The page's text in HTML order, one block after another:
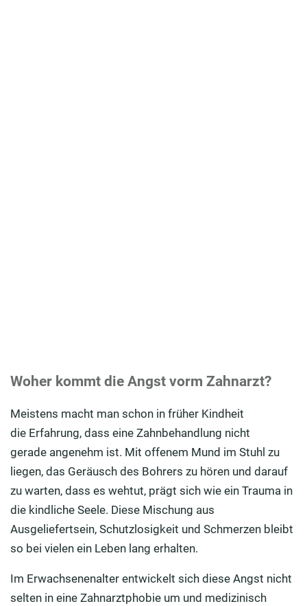
Woher kommt die Angst vorm Zahnarzt?
Meistens macht man schon in früher Kindheit
die Erfahrung, dass eine Zahnbehandlung nicht
gerade angenehm ist. Mit offenem Mund im Stuhl zu
liegen, das Geräusch des Bohrers zu hören und darauf
zu warten, dass es wehtut, prägt sich wie ein Trauma in
die kindliche Seele. Diese Mischung aus
Ausgeliefertsein, Schutzlosigkeit und Schmerzen bleibt
so bei vielen ein Leben lang erhalten.
Im Erwachsenenalter entwickelt sich diese Angst nicht
selten in eine Zahnarztphobie um und medizinisch